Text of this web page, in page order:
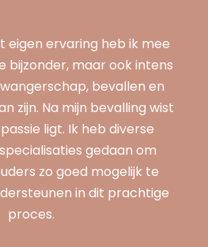
eigen ervaring heb ik mee
bijzonder, maar ook intens
bevallen en
zijn. Na mijn bevalling wist
ligt. Ik heb diverse
gedaan om
zo goed mogelijk te
in dit prachtige
proces.